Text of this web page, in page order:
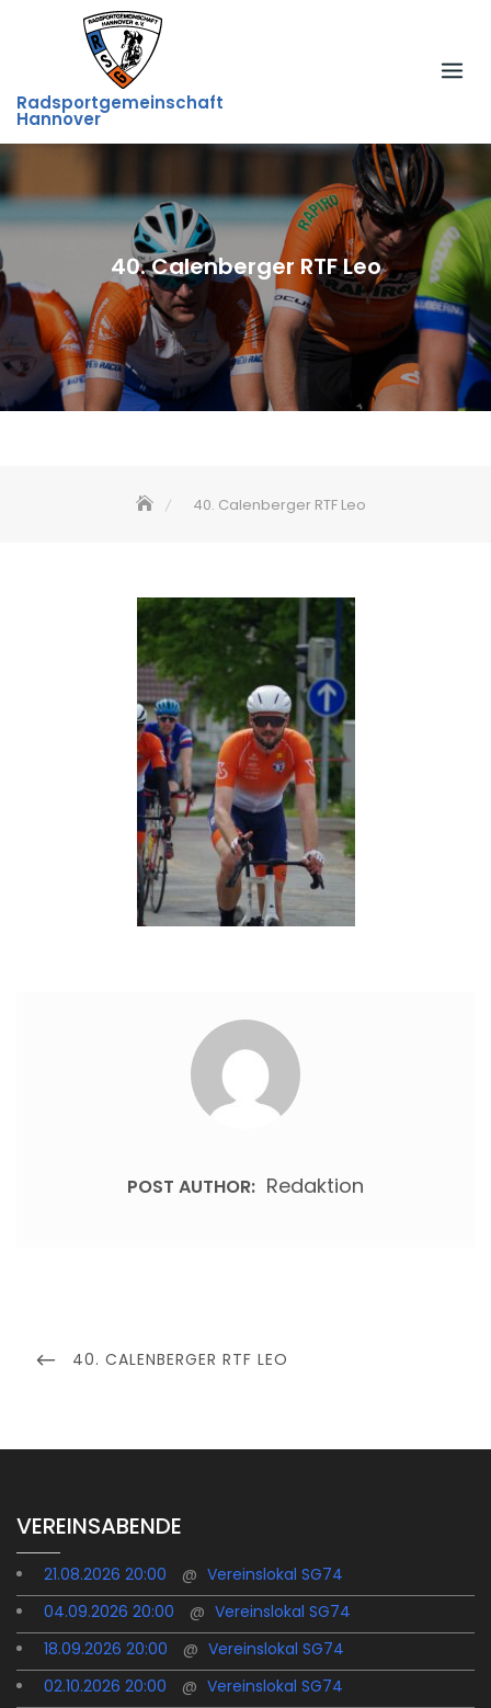
Radsportgemeinschaft
Hannover
40. Calenberger RTF Leo
40. Calenberger RTF Leo
POST AUTHOR: Redaktion
PREVIOUS
40. CALENBERGER RTF LEO
VEREINSABENDE
21.08.2026 20:00 @ Vereinslokal SG74
04.09.2026 20:00
@ Vereinslokal SG74
18.09.2026 20:00
@ Vereinslokal SG74
02.10.2026 20:00
@ Vereinslokal SG74